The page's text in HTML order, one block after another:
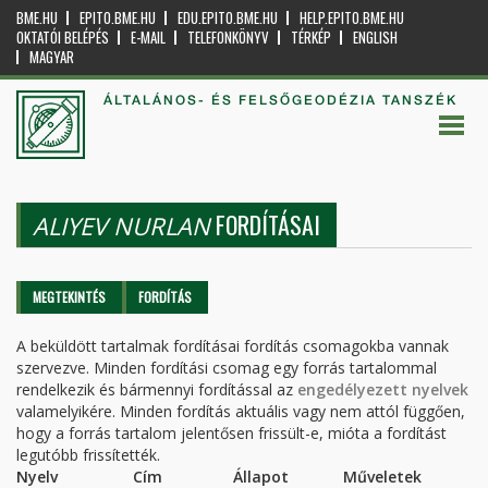
BME.HU EPITO.BME.HU EDU.EPITO.BME.HU
HELP.EPITO.BME.HU
OKTATÓI BELÉPÉS
E-MAIL TELEFONKÖNYV TÉRKÉP
ENGLISH
MAGYAR
ÁLTALÁNOS- ÉS FELSŐGEODÉZIA TANSZÉK
ALIYEV NURLANFORDÍTÁSAI
Elsődleges fülek
MEGTEKINTÉS FORDÍTÁS
A beküldött tartalmak fordításai fordítás csomagokba vannak
szervezve. Minden fordítási csomag egy forrás tartalommal
rendelkezik és bármennyi fordítással az engedélyezett nyelvek
valamelyikére. Minden fordítás aktuális vagy nem attól függően,
hogy a forrás tartalom jelentősen frissült-e, mióta a fordítást
legutóbb frissítették.
Nyelv
Cím Állapot
Műveletek